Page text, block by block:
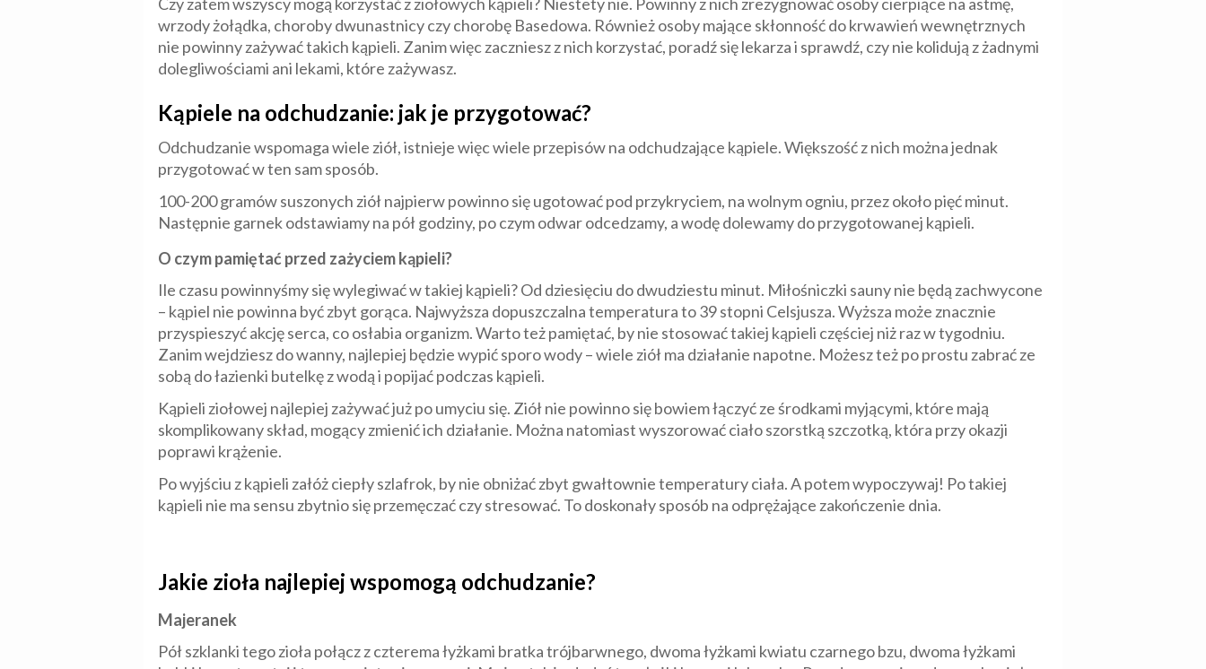
wrzody żołądka, choroby dwunastnicy czy chorobę Basedowa. Również osoby mające skłonność do krwawień wewnętrznych
nie powinny zażywać takich kąpieli. Zanim więc zaczniesz z nich korzystać, poradź się lekarza i sprawdź, czy nie kolidują z żadnymi
dolegliwościami ani lekami, które zażywasz.
Kąpiele na odchudzanie: jak je przygotować?
Odchudzanie wspomaga wiele ziół, istnieje więc wiele przepisów na odchudzające kąpiele. Większość z nich można jednak
przygotować w ten sam sposób.
100-200 gramów suszonych ziół najpierw powinno się ugotować pod przykryciem, na wolnym ogniu, przez około pięć minut.
Następnie garnek odstawiamy na pół godziny, po czym odwar odcedzamy, a wodę dolewamy do przygotowanej kąpieli.
O czym pamiętać przed zażyciem kąpieli?
Ile czasu powinnyśmy się wylegiwać w takiej kąpieli? Od dziesięciu do dwudziestu minut. Miłośniczki sauny nie będą zachwycone
– kąpiel nie powinna być zbyt gorąca. Najwyższa dopuszczalna temperatura to 39 stopni Celsjusza. Wyższa może znacznie
przyspieszyć akcję serca, co osłabia organizm. Warto też pamiętać, by nie stosować takiej kąpieli częściej niż raz w tygodniu.
Zanim wejdziesz do wanny, najlepiej będzie wypić sporo wody – wiele ziół ma działanie napotne. Możesz też po prostu zabrać ze
sobą do łazienki butelkę z wodą i popijać podczas kąpieli.
Kąpieli ziołowej najlepiej zażywać już po umyciu się. Ziół nie powinno się bowiem łączyć ze środkami myjącymi, które mają
skomplikowany skład, mogący zmienić ich działanie. Można natomiast wyszorować ciało szorstką szczotką, która przy okazji
poprawi krążenie.
Po wyjściu z kąpieli załóż ciepły szlafrok, by nie obniżać zbyt gwałtownie temperatury ciała. A potem wypoczywaj! Po takiej
kąpieli nie ma sensu zbytnio się przemęczać czy stresować. To doskonały sposób na odprężające zakończenie dnia.
Jakie zioła najlepiej wspomogą odchudzanie?
Majeranek
Pół szklanki tego zioła połącz z czterema łyżkami bratka trójbarwnego, dwoma łyżkami kwiatu czarnego bzu, dwoma łyżkami